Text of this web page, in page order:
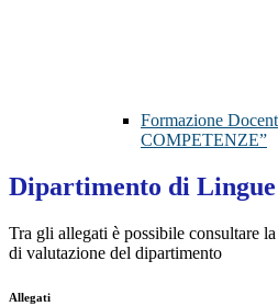
Formazione
COMPETENZE”
Dipartimento di
Tra gli allegati è possibile consultare
di valutazione del dipartimento
Allegati